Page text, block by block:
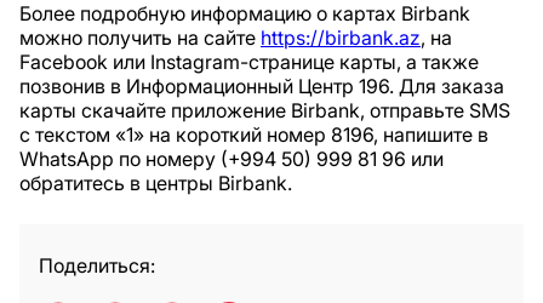
Более подробную информацию о картах Birbank
можно получить на сайте https://birbank.az, на
Facebook или Instagram-странице карты, а также
позвонив в Информационный Центр 196. Для заказа
карты скачайте приложение Birbank, отправьте SMS
с текстом «1» на короткий номер 8196, напишите в
WhatsApp по номеру (+994 50) 999 81 96 или
обратитесь в центры Birbank.
Поделиться: